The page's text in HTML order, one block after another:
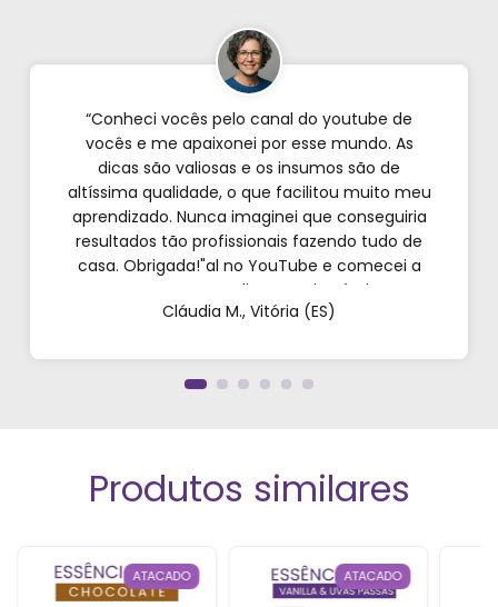
“Conheci vocês pelo canal do youtube de
vocês e me apaixonei por esse mundo. As
dicas são valiosas e os insumos são de
altíssima qualidade, o que facilitou muito meu
aprendizado. Nunca imaginei que conseguiria
resultados tão profissionais fazendo tudo de
casa. Obrigada!"al no YouTube e comecei a
testar em casa. As dicas são incríveis e os
produtos são exatamente como mostram nos
perfumes!”
Cláudia M., Vitória (ES)
Produtos similares
ATACADO ATACADO